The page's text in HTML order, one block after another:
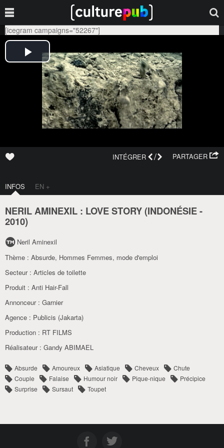
[icegram campaigns="52267"]
PARTAGER
INTÉGRER /
INFOS EN +
NERIL AMINEXIL : LOVE STORY (INDONÉSIE-
2010)
Neril Aminexil
Thème : Absurde, Hommes Femmes, mode d'emploi
Secteur : Articles de toilette
Produit : Anti Hair-Fall
Annonceur : Garnier
Agence : Publicis (Jakarta)
Production : RT FILMS
Réalisateur : Gandy ABIMAEL
Absurde Amoureux Asiatique Cheveux
Chute
Couple
Falaise Humour noir Pique-nique
Précipice
Surprise
Sursaut Toupet